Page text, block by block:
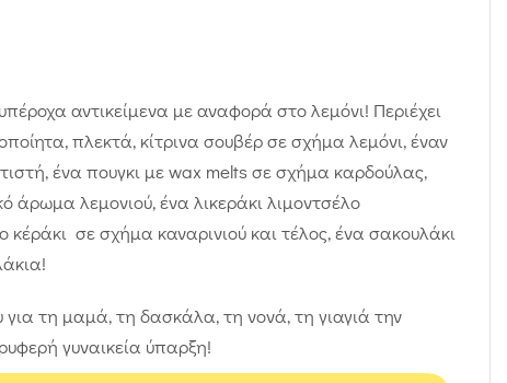
αντικείμενα με αναφορά στο λεμόνι! Περιέχει
πλεκτά, κίτρινα σουβέρ σε σχήμα λεμόνι, έναν
ένα πουγκι με wax melts σε σχήμα καρδούλας,
άρωμα λεμονιού, ένα λικεράκι λιμοντσέλο
κέράκι σε σχήμα καναρινιού και τέλος, ένα σακουλάκι
τη μαμά, τη δασκάλα, τη νονά, τη γιαγιά την
γυναικεία ύπαρξη!